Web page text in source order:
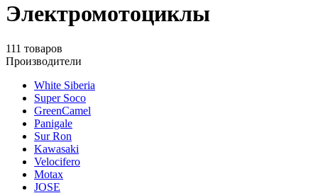
Электромотоциклы
111 товаров
Производители
White Siberia
Super Soco
GreenCamel
Panigale
Sur Ron
Kawasaki
Velocifero
Motax
JOSE